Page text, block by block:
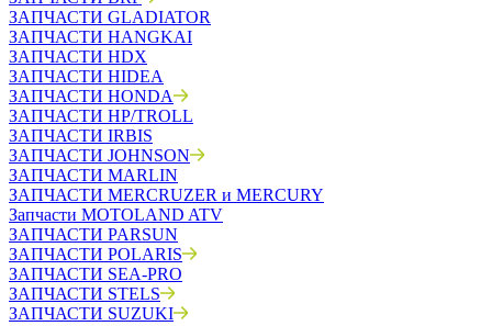
ЗАПЧАСТИ GLADIATOR
ЗАПЧАСТИ HANGKAI
ЗАПЧАСТИ HDX
ЗАПЧАСТИ HIDEA
ЗАПЧАСТИ HONDA
ЗАПЧАСТИ HP/TROLL
ЗАПЧАСТИ IRBIS
ЗАПЧАСТИ JOHNSON
ЗАПЧАСТИ MARLIN
ЗАПЧАСТИ MERCRUZER и MERCURY
Запчасти MOTOLAND ATV
ЗАПЧАСТИ PARSUN
ЗАПЧАСТИ POLARIS
ЗАПЧАСТИ SEA-PRO
ЗАПЧАСТИ STELS
ЗАПЧАСТИ SUZUKI